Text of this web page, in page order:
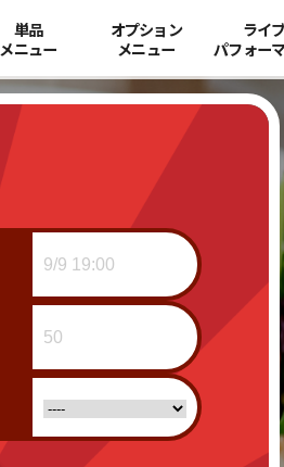
単品
メニュー
オプション
メニュー
ライ
パフォー